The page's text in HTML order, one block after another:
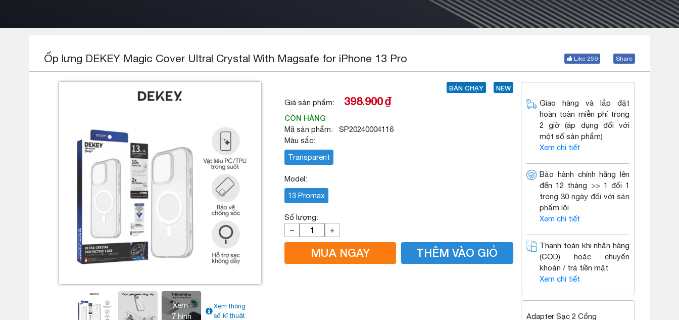
Ốp lưng DEKEY Magic Cover Ultral Crystal With Magsafe for iPhone 13 Pro Like 259 Share
Xem
7 hình
Xem thông
số kĩ thuật
BÁN CHẠY NEW
Giá sản phẩm: 398.900₫
CÒN HÀNG
Mã sản phẩm: SP20240004116
Màu sắc:
Transparent
Model:
13 Promax
Số lượng:
–
+
MUA NGAY THÊM VÀO GIỎ
Giao hàng và lắp đặt
hoàn toàn miễn phí trong
2 giờ (áp dụng đối với
một số sản phẩm)
Xem chi tiết
Bảo hành chính hãng lên
đến 12 tháng >> 1 đổi 1
trong 30 ngày đối với sản
phẩm lỗi
Xem chi tiết
Thanh toán khi nhận hàng
(COD) hoặc chuyển
khoản / trả tiền mặt
Xem chi tiết
Adapter Sạc 2 Cổng